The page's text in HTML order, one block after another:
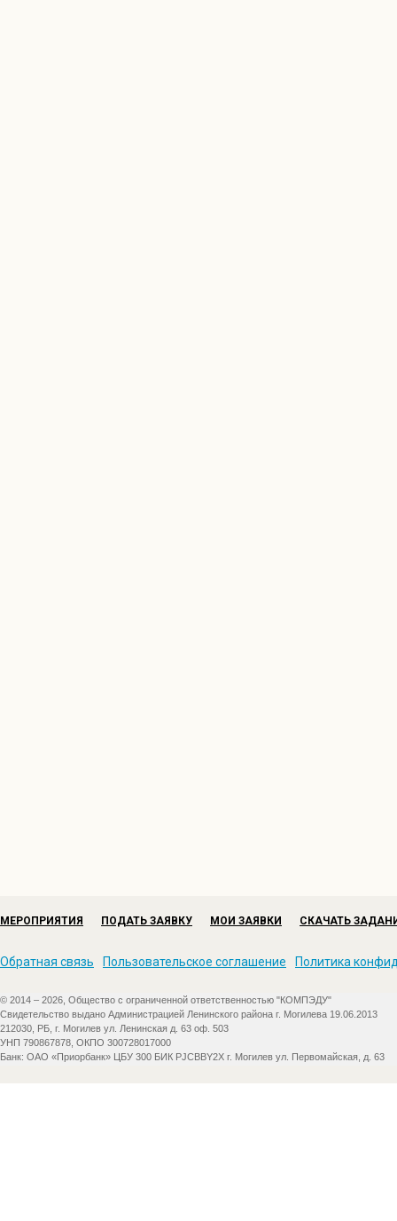
МЕРОПРИЯТИЯ ПОДАТЬ ЗАЯВКУ МОИ ЗАЯВКИ СКАЧАТЬ
Обратная связь Пользовательское соглашение Политика
© 2014 – 2026, Общество с ограниченной ответственностью "КОМПЭДУ"
Свидетельство выдано Администрацией Ленинского района г. Могилева 19.06.2013
212030, РБ, г. Могилев ул. Ленинская д. 63 оф. 503
УНП 790867878, ОКПО 300728017000
Банк: ОАО «Приорбанк» ЦБУ 300 БИК PJCBBY2X г. Могилев ул. Первомайская, д. 63